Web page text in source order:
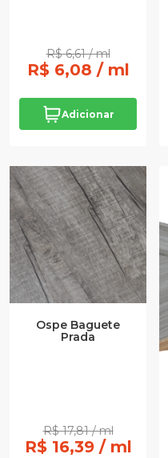
R$ 6,61 / ml
R$ 6,08 / ml
Adicionar
Ospe Baguete
Prada
R$ 17,81 / ml
R$ 16,39 / ml